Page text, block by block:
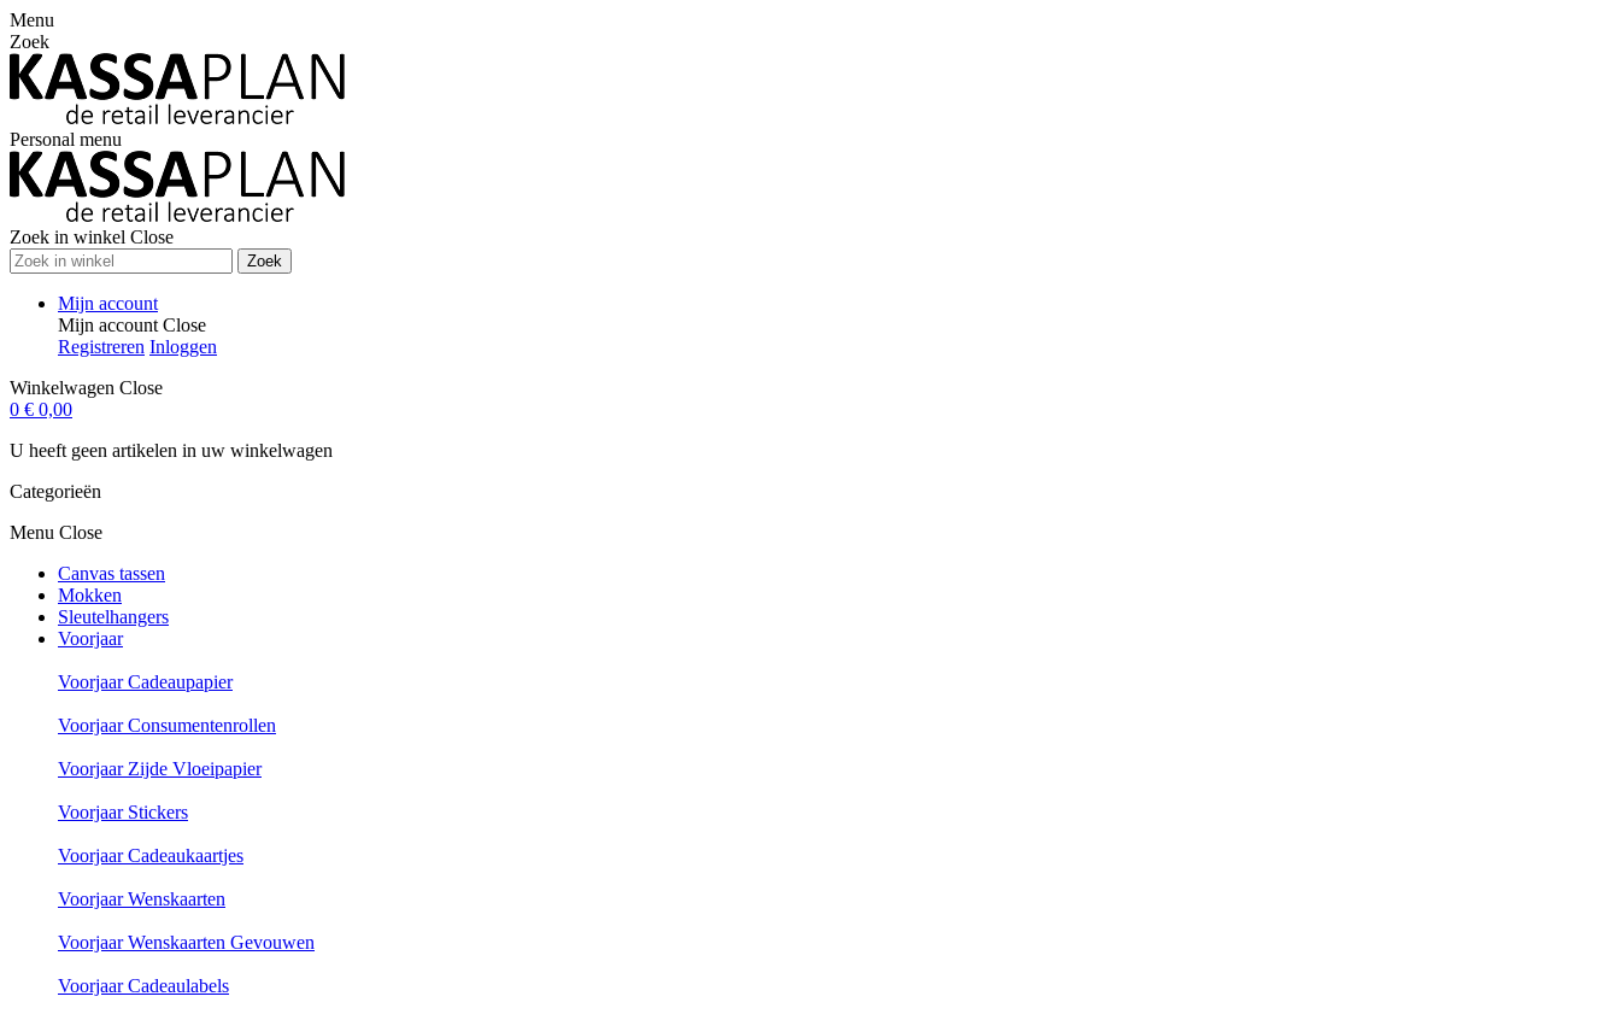
Menu
Zoek
Personal menu
Zoek in winkel Close
Zoek
Mijn account
Mijn account Close
Registreren Inloggen
Winkelwagen Close
0 € 0,00
U heeft geen artikelen in uw winkelwagen
Categorieën
Menu Close
Canvas tassen
Mokken
Sleutelhangers
Voorjaar
Voorjaar Cadeaupapier
Voorjaar Consumentenrollen
Voorjaar Zijde Vloeipapier
Voorjaar Stickers
Voorjaar Cadeaukaartjes
Voorjaar Wenskaarten
Voorjaar Wenskaarten Gevouwen
Voorjaar Cadeaulabels